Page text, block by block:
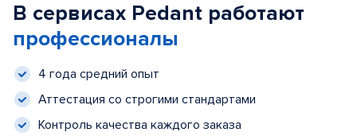
В сервисах Pedant работают
профессионалы
4 года средний опыт
Аттестация со строгими стандартами
Контроль качества каждого заказа